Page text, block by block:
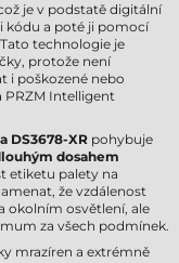
je v podstatě digitální
kódu a poté ji pomocí
technologie je
protože není
i poškozené nebo
PRZM Intelligent
DS3678-XR pohybuje
dosahem
etiketu palety na
že vzdálenost
okolním osvětlení, ale
za všech podmínek.
mrazíren a extrémně